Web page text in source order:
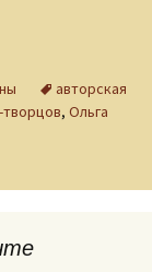
авторская
, Ольга